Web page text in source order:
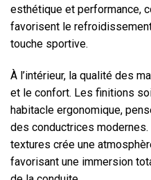
esthétique et performance,
favorisent le
touche sportive.
À l’intérieur, la qualité des
et le confort. Les finitions
habitacle ergonomique,
des conductrices
textures crée une
favorisant une immersion